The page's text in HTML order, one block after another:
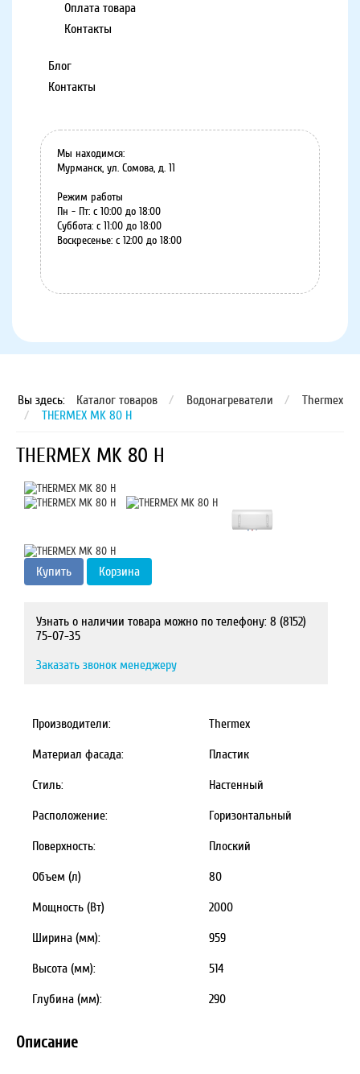
Оплата товара
Контакты
Блог
Контакты
Мы находимся:
Мурманск, ул. Сомова, д. 11
Режим работы
Пн - Пт: с 10:00 до 18:00
Суббота: с 11:00 до 18:00
Воскресенье: с 12:00 до 18:00
Вы здесь: Каталог товаров / Водонагреватели /
Thermex
/
THERMEX MK 80 H
THERMEX MK 80 H
Купить Корзина
Узнать о наличии товара можно по телефону: 8 (8152)
75-07-35
Заказать звонок менеджеру
Производители: Thermex
Материал фасада: Пластик
Стиль: Настенный
Расположение: Горизонтальный
Поверхность: Плоский
Объем (л) 80
Мощность (Вт) 2000
Ширина (мм): 959
Высота (мм): 514
Глубина (мм): 290
Описание